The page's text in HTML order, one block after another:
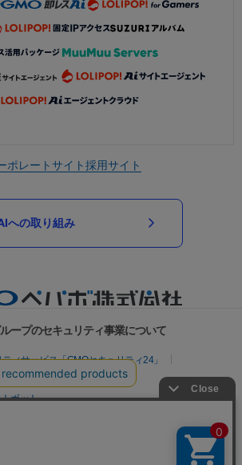
ポレートサイト採用サイト
への取り組み
ープのセキュリティ事業について
ィサービス「GMOセキュリティ24」
サイトリスク診断
ボット
Security）